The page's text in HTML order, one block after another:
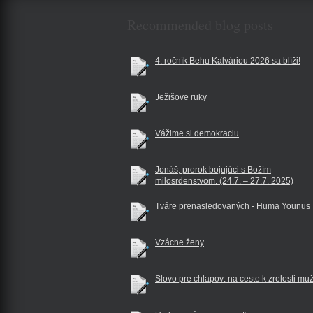
4. ročník Behu Kalváriou 2026 sa blíži!
Ježišove ruky
Vážime si demokraciu
Jonáš, prorok bojujúci s Božím
milosrdenstvom. (24.7. – 27.7. 2025)
Tváre prenasledovaných - Huma Younus
Vzácne ženy
Slovo pre chlapov: na ceste k zrelosti